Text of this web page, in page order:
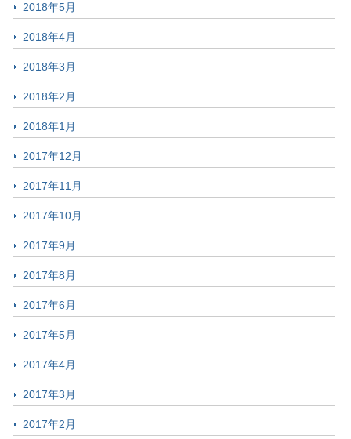
2018年5月
2018年4月
2018年3月
2018年2月
2018年1月
2017年12月
2017年11月
2017年10月
2017年9月
2017年8月
2017年6月
2017年5月
2017年4月
2017年3月
2017年2月